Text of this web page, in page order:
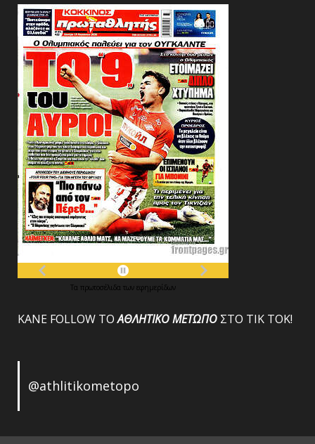
Τα πρωτοσέλιδα των εφημερίδων
ΚΑΝΕ FOLLOW ΤΟΑΘΛΗΤΙΚΟΜΕΤΩΠΟ ΣΤΟ ΤΙΚ ΤΟΚ!
@athlitikometopo